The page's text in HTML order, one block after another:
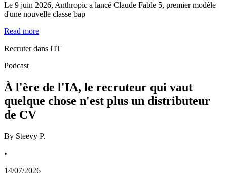
Le 9 juin 2026, Anthropic a lancé Claude Fable 5, premier modèle
d'une nouvelle classe bap
Read more
Recruter dans l'IT
Podcast
À l'ère de l'IA, le recruteur qui vaut
quelque chose n'est plus un distributeur
de CV
By Steevy P.
•
14/07/2026